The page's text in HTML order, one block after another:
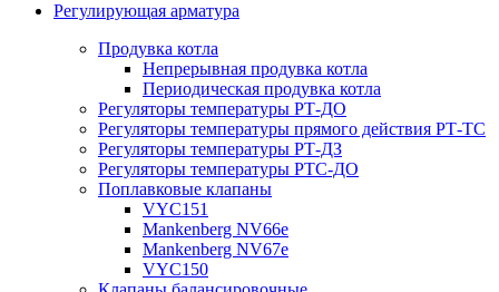
Регулирующая арматура
Продувка котла
Непрерывная продувка котла
Периодическая продувка котла
Регуляторы температуры РТ-ДО
Регуляторы температуры прямого действия РТ-ТС
Регуляторы температуры РТ-ДЗ
Регуляторы температуры РТС-ДО
Поплавковые клапаны
VYC151
Mankenberg NV66e
Mankenberg NV67e
VYC150